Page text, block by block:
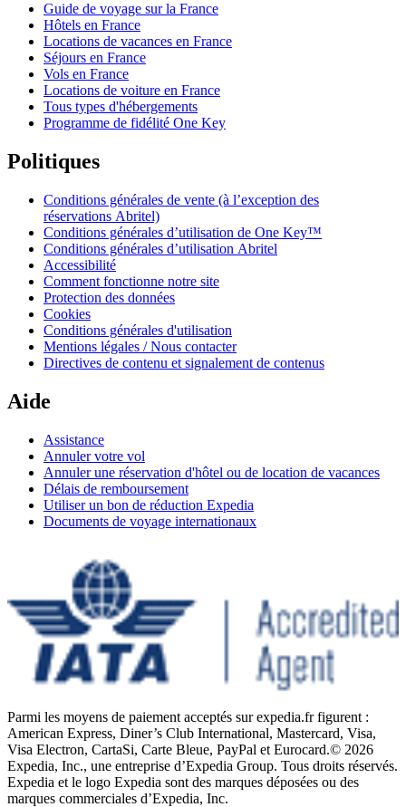
Guide de voyage sur la France
Hôtels en France
Locations de vacances en France
Séjours en France
Vols en France
Locations de voiture en France
Tous types d'hébergements
Programme de fidélité One Key
Politiques
Conditions générales de vente (à l’exception des
réservations Abritel)
Conditions générales d’utilisation de One Key™
Conditions générales d’utilisation Abritel
Accessibilité
Comment fonctionne notre site
Protection des données
Cookies
Conditions générales d'utilisation
Mentions légales / Nous contacter
Directives de contenu et signalement de contenus
Aide
Assistance
Annuler votre vol
Annuler une réservation d'hôtel ou de location de vacances
Délais de remboursement
Utiliser un bon de réduction Expedia
Documents de voyage internationaux
Parmi les moyens de paiement acceptés sur expedia.fr figurent :
American Express, Diner’s Club International, Mastercard, Visa,
Visa Electron, CartaSi, Carte Bleue, PayPal et Eurocard.© 2026
Expedia, Inc., une entreprise d’Expedia Group. Tous droits réservés.
Expedia et le logo Expedia sont des marques déposées ou des
marques commerciales d’Expedia, Inc.